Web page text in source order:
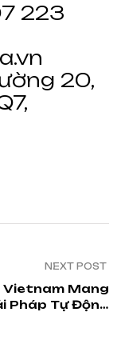
223
20,
NEXT POST
Vietnam Mang
Pháp Tự Động